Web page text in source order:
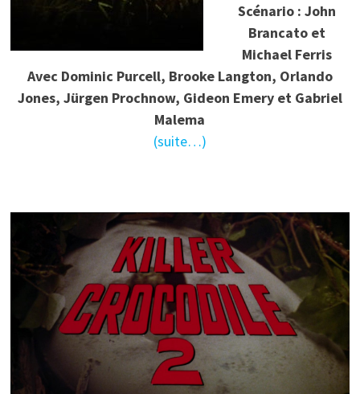
Scénario : John
Brancato et
Michael Ferris
Avec Dominic Purcell, Brooke Langton, Orlando
Jones, Jürgen Prochnow, Gideon Emery et Gabriel
Malema
(suite…)